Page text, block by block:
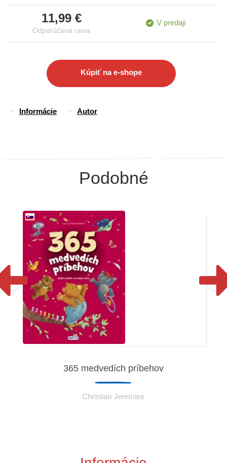
11,99 €
Odporúčaná cena
V predaji
Kúpiť na e-shope
Informácie Autor
Podobné
365 medvedích príbehov
Christian Jeremies